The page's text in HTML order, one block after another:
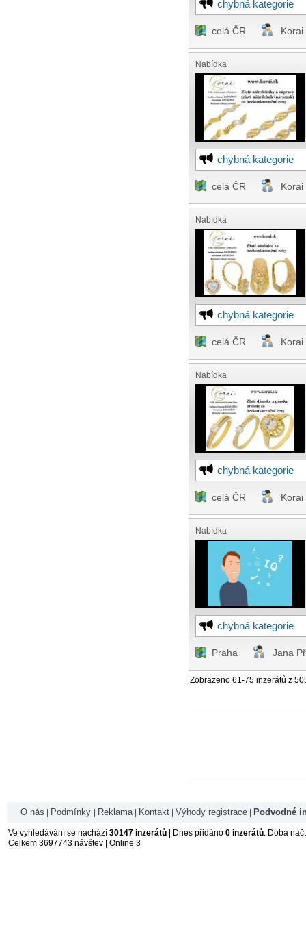
chybná kategorie
celá ČR Korai
Nabídka
chybná kategorie
celá ČR Korai
Nabídka
chybná kategorie
celá ČR Korai
Nabídka
chybná kategorie
celá ČR Korai
Nabídka
chybná kategorie
Praha Jana
Zobrazeno 61-75 inzerátů z
O nás Podmínky Reklama| Kontakt Výhody registrace Podvodné
Ve vyhledávání se nachází 30147 inzerátů | Dnes přidáno 0 inzerátů. Doba
Celkem 3697743 návštev | Online 3